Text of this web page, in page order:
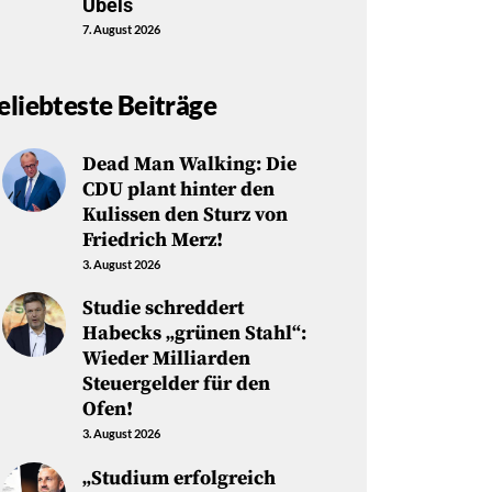
Übels
7. August 2026
Beiträge
Dead Man Walking: Die
CDU plant hinter den
Kulissen den Sturz von
Friedrich Merz!
3. August 2026
Studie schreddert
Habecks „grünen Stahl“:
Wieder Milliarden
Steuergelder für den
Ofen!
3. August 2026
„Studium erfolgreich